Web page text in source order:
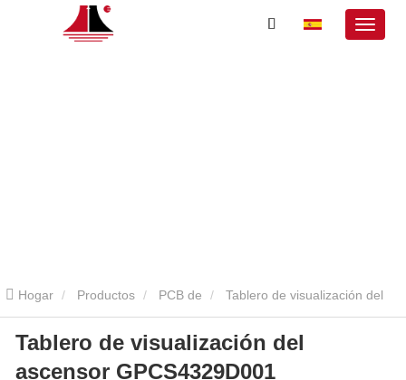
Hogar Productos PCB de
ascensor GPCS4329D001
Tablero de visualización del
ascensor GPCS4329D001